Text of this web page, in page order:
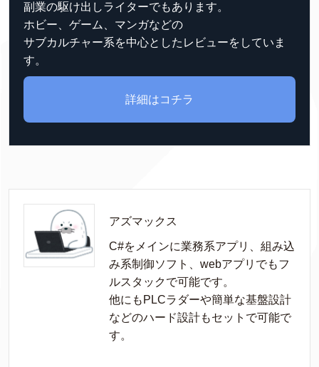
副業の駆け出しライターでもあります。
ホビー、ゲーム、マンガなどの
サブカルチャー系を中心としたレビューをしていま
す。
詳細はコチラ
アズマックス
C#をメインに業務系アプリ、組み込
み系制御ソフト、webアプリでもフ
ルスタックで可能です。
他にもPLCラダーや簡単な基盤設計
などのハード設計もセットで可能で
す。